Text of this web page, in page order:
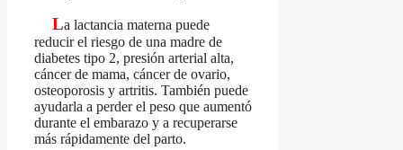
La lactancia materna puede
reducir el riesgo de una madre de
diabetes tipo 2, presión arterial alta,
cáncer de mama, cáncer de ovario,
osteoporosis y artritis. También puede
ayudarla a perder el peso que aumentó
durante el embarazo y a recuperarse
más rápidamente del parto.